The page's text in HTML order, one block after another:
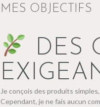
MES OBJECTIFS
DES
Je conçois des produits
Cependant, je ne fais aucun